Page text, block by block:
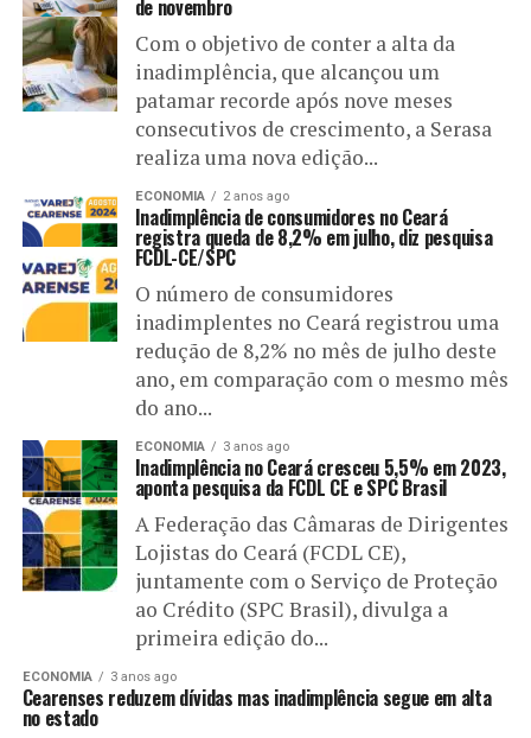
de novembro
Com o objetivo de conter a alta da
inadimplência, que alcançou um
patamar recorde após nove meses
consecutivos de crescimento, a Serasa
realiza uma nova edição...
ECONOMIA 2 anos ago
Inadimplência de consumidores no Ceará
registra queda de 8,2% em julho, diz pesquisa
FCDL-CE/SPC
O número de consumidores
inadimplentes no Ceará registrou uma
redução de 8,2% no mês de julho deste
ano, em comparação com o mesmo mês
do ano...
ECONOMIA 3 anos ago
Inadimplência no Ceará cresceu 5,5% em 2023,
aponta pesquisa da FCDL CE e SPC Brasil
A Federação das Câmaras de Dirigentes
Lojistas do Ceará (FCDL CE),
juntamente com o Serviço de Proteção
ao Crédito (SPC Brasil), divulga a
primeira edição do...
ECONOMIA 3 anos ago
Cearenses reduzem dívidas mas inadimplência segue em alta
no estado